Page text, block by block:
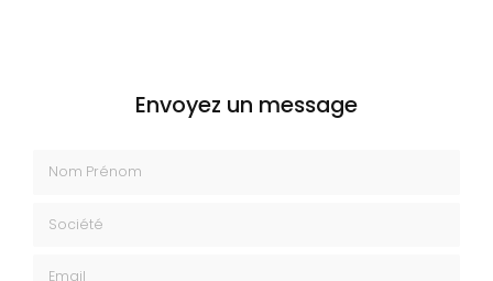
Envoyez un message